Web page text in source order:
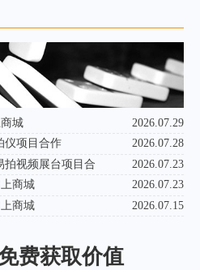
城
2026.07.29
仪项目合作
2026.07.28
拍视频展台项目合
2026.07.23
商城
2026.07.23
商城
2026.07.15
费获取价值